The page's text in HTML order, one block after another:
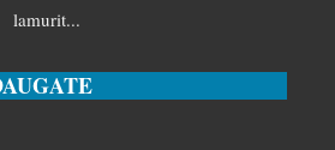
lamurit...